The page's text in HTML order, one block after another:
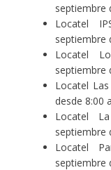
septiembre
Locatel
septiembre
Locatel
septiembre
Locatel
desde 8:00
Locatel
septiembre
Locatel
septiembre